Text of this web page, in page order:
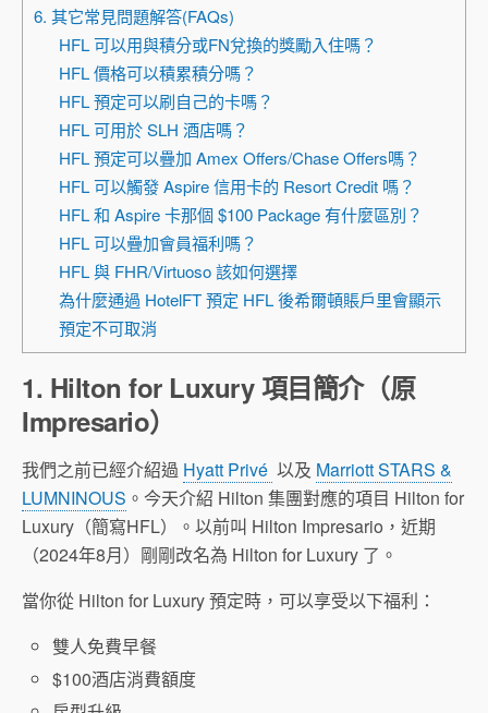
6. 其它常見問題解答(FAQs)
HFL 可以用與積分或FN兌換的獎勵入住嗎？
HFL 價格可以積累積分嗎？
HFL 預定可以刷自己的卡嗎？
HFL 可用於 SLH 酒店嗎？
HFL 預定可以疊加 Amex Offers/Chase Offers嗎？
HFL 可以觸發 Aspire 信用卡的 Resort Credit 嗎？
HFL 和 Aspire 卡那個 $100 Package 有什麼區別？
HFL 可以疊加會員福利嗎？
HFL 與 FHR/Virtuoso 該如何選擇
為什麼通過 HotelFT 預定 HFL 後希爾頓賬戶里會顯示
預定不可取消
1. Hilton for Luxury 項目簡介（原
Impresario）
我們之前已經介紹過 Hyatt Privé 以及 Marriott STARS &
LUMNINOUS 。今天介紹 Hilton 集團對應的項目 Hilton for
Luxury（簡寫HFL）。以前叫 Hilton Impresario，近期
（2024年8月）剛剛改名為 Hilton for Luxury 了。
當你從 Hilton for Luxury 預定時，可以享受以下福利：
雙人免費早餐
$100酒店消費額度